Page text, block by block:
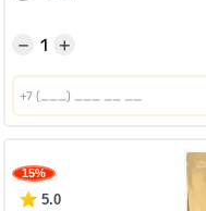
+
−
15%
5.0